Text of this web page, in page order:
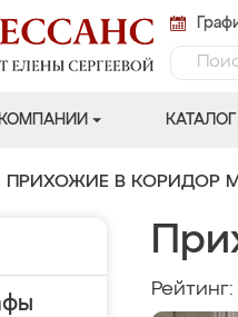
КАТАЛОГ
ПРИХОЖИЕ В КОРИДОР
Рейтинг: